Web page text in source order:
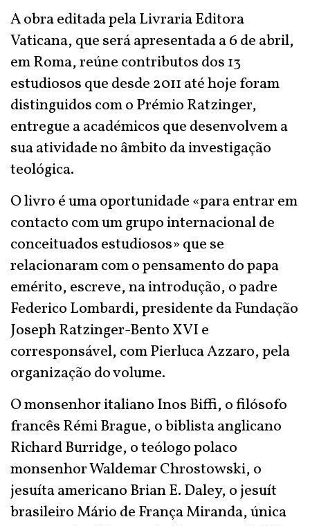
A obra editada pela Livraria Editora
Vaticana, que será apresentada a 6 de abril,
em Roma, reúne contributos dos 13
estudiosos que desde 2011 até hoje foram
distinguidos com o Prémio Ratzinger,
entregue a académicos que desenvolvem a
sua atividade no âmbito da investigação
teológica.
O livro é uma oportunidade «para entrar em
contacto com um grupo internacional de
conceituados estudiosos» que se
relacionaram com o pensamento do papa
emérito, escreve, na introdução, o padre
Federico Lombardi, presidente da Fundação
Joseph Ratzinger-Bento XVI e
corresponsável, com Pierluca Azzaro, pela
organização do volume.
O monsenhor italiano Inos Biffi, o filósofo
francês Rémi Brague, o biblista anglicano
Richard Burridge, o teólogo polaco
monsenhor Waldemar Chrostowski, o
jesuíta americano Brian E. Daley, o jesuít
brasileiro Mário de França Miranda, única